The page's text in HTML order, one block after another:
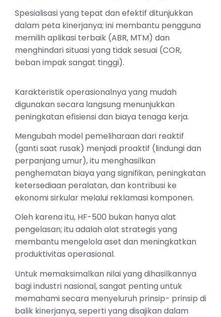
Spesialisasi yang tepat dan efektif ditunjukkan
dalam peta kinerjanya; ini membantu pengguna
memilih aplikasi terbaik (ABR, MTM) dan
menghindari situasi yang tidak sesuai (COR,
beban impak sangat tinggi).
Karakteristik operasionalnya yang mudah
digunakan secara langsung menunjukkan
peningkatan efisiensi dan biaya tenaga kerja.
Mengubah model pemeliharaan dari reaktif
(ganti saat rusak) menjadi proaktif (lindungi dan
perpanjang umur), itu menghasilkan
penghematan biaya yang signifikan, peningkatan
ketersediaan peralatan, dan kontribusi ke
ekonomi sirkular melalui reklamasi komponen.
Oleh karena itu, HF-500 bukan hanya alat
pengelasan; itu adalah alat strategis yang
membantu mengelola aset dan meningkatkan
produktivitas operasional.
Untuk memaksimalkan nilai yang dihasilkannya
bagi industri nasional, sangat penting untuk
memahami secara menyeluruh prinsip- prinsip di
balik kinerjanya, seperti yang disajikan dalam